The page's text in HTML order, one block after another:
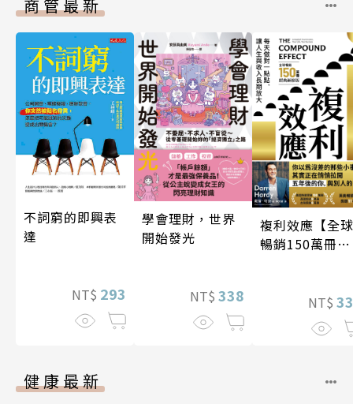
商管最新
不詞窮的即興表
達
NT$ 293
學會理財，世界
開始發光
NT$ 338
複利效應【全球
暢銷150萬冊・
NT$
健康最新